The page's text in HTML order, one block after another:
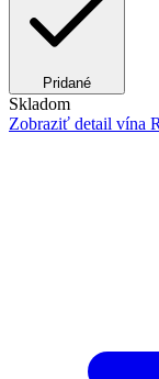
Pridané
Skladom
Zobraziť detail vína